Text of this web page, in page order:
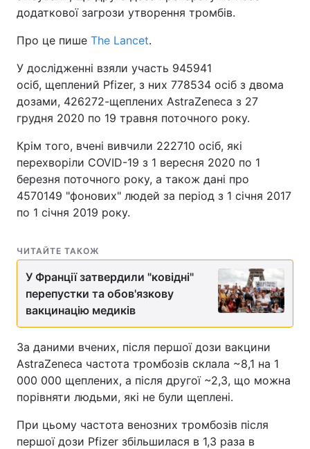
додаткової загрози утворення тромбів.
Про це пише The Lancet.
У дослідженні взяли участь 945941
осіб, щеплений Pfizer, з них 778534 осіб з двома
дозами, 426272-щеплених AstraZeneca з 27
грудня 2020 по 19 травня поточного року.
Крім того, вчені вивчили 222710 осіб, які
перехворіли COVID-19 з 1 вересня 2020 по 1
березня поточного року, а також дані про
4570149 "фонових" людей за період з 1 січня 2017
по 1 січня 2019 року.
ЧИТАЙТЕ ТАКОЖ
У Франції затвердили "ковідні"
перепустки та обов'язкову
вакцинацію медиків
За даними вчених, після першої дози вакцини
AstraZeneca частота тромбозів склала ~8,1 на 1
000 000 щеплених, а після другої ~2,3, що можна
порівняти людьми, які не були щеплені.
При цьому частота венозних тромбозів після
першої дози Pfizer збільшилася в 1,3 раза в